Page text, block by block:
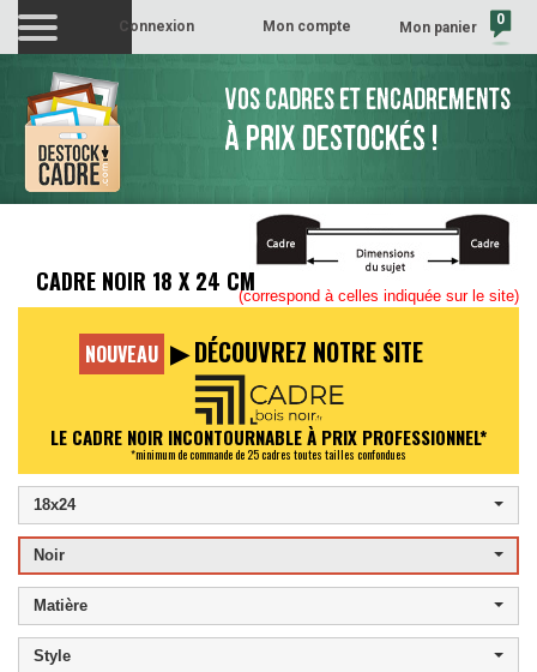
Mon panier 0
Mon compte
Connexion
VOS CADRES ET ENCADREMENTS
À PRIX DESTOCKÉS !
CADRE NOIR(correspond à celles indiquée sur le site)
NOUVEAU ▶ DÉCOUVREZ NOTRE SITE
LE CADRE NOIR INCONTOURNABLE À PRIX PROFESSIONNEL*
*minimum de commande de 25 cadres toutes tailles confondues
18x24
Noir
Matière
Style